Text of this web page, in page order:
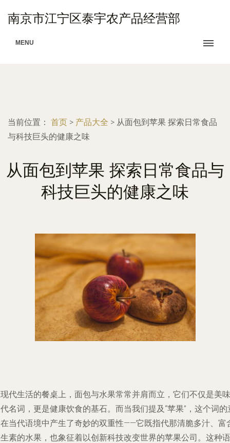
南京市江宁区泰宇农产品经营部
MENU
当前位置： 首页 > 产品大全 > 从面包到苹果 探索日常食品
与科技巨头的健康之味
从面包到苹果 探索日常食品与
科技巨头的健康之味
代生活的餐桌上，面包与水果常常并肩而立，它们不仅是美味
名词，更是健康饮食的基石。而当我们提及“苹果”，这个词的
当代语境中产生了奇妙的双重性——它既指代那清脆多汁、富
素的水果，也象征着以创新科技改变世界的苹果公司。这种语